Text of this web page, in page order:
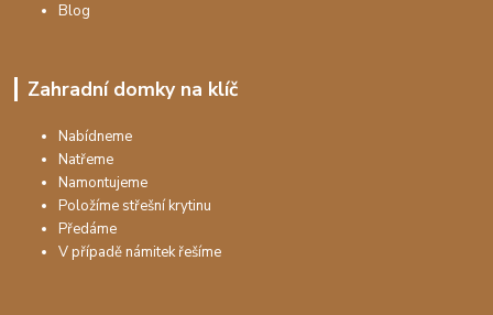
Blog
Zahradní domky na klíč
Nabídneme
Natřeme
Namontujeme
Položíme střešní krytinu
Předáme
V případě námitek řešíme